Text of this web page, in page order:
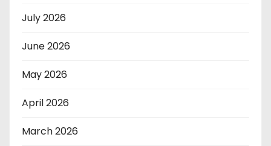
July 2026
June 2026
May 2026
April 2026
March 2026